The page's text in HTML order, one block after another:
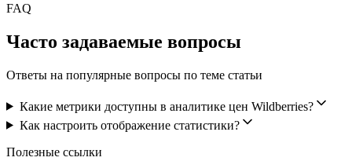
FAQ
Часто задаваемые вопросы
Ответы на популярные вопросы по теме статьи
Какие метрики доступны в аналитике цен Wildberries?
Как настроить отображение статистики?
Полезные ссылки